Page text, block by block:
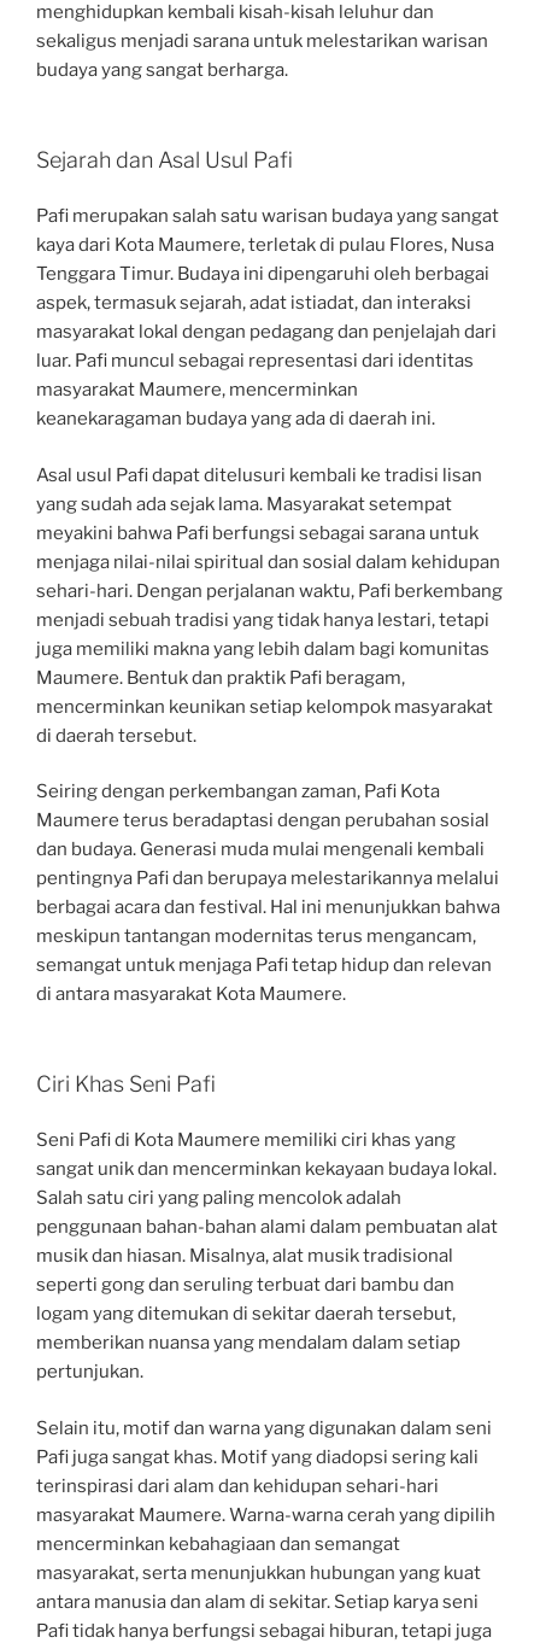
menghidupkan kembali kisah-kisah leluhur dan
sekaligus menjadi sarana untuk melestarikan warisan
budaya yang sangat berharga.
Sejarah dan Asal Usul Pafi
Pafi merupakan salah satu warisan budaya yang sangat
kaya dari Kota Maumere, terletak di pulau Flores, Nusa
Tenggara Timur. Budaya ini dipengaruhi oleh berbagai
aspek, termasuk sejarah, adat istiadat, dan interaksi
masyarakat lokal dengan pedagang dan penjelajah dari
luar. Pafi muncul sebagai representasi dari identitas
masyarakat Maumere, mencerminkan
keanekaragaman budaya yang ada di daerah ini.
Asal usul Pafi dapat ditelusuri kembali ke tradisi lisan
yang sudah ada sejak lama. Masyarakat setempat
meyakini bahwa Pafi berfungsi sebagai sarana untuk
menjaga nilai-nilai spiritual dan sosial dalam kehidupan
sehari-hari. Dengan perjalanan waktu, Pafi berkembang
menjadi sebuah tradisi yang tidak hanya lestari, tetapi
juga memiliki makna yang lebih dalam bagi komunitas
Maumere. Bentuk dan praktik Pafi beragam,
mencerminkan keunikan setiap kelompok masyarakat
di daerah tersebut.
Seiring dengan perkembangan zaman, Pafi Kota
Maumere terus beradaptasi dengan perubahan sosial
dan budaya. Generasi muda mulai mengenali kembali
pentingnya Pafi dan berupaya melestarikannya melalui
berbagai acara dan festival. Hal ini menunjukkan bahwa
meskipun tantangan modernitas terus mengancam,
semangat untuk menjaga Pafi tetap hidup dan relevan
di antara masyarakat Kota Maumere.
Ciri Khas Seni Pafi
Seni Pafi di Kota Maumere memiliki ciri khas yang
sangat unik dan mencerminkan kekayaan budaya lokal.
Salah satu ciri yang paling mencolok adalah
penggunaan bahan-bahan alami dalam pembuatan alat
musik dan hiasan. Misalnya, alat musik tradisional
seperti gong dan seruling terbuat dari bambu dan
logam yang ditemukan di sekitar daerah tersebut,
memberikan nuansa yang mendalam dalam setiap
pertunjukan.
Selain itu, motif dan warna yang digunakan dalam seni
Pafi juga sangat khas. Motif yang diadopsi sering kali
terinspirasi dari alam dan kehidupan sehari-hari
masyarakat Maumere. Warna-warna cerah yang dipilih
mencerminkan kebahagiaan dan semangat
masyarakat, serta menunjukkan hubungan yang kuat
antara manusia dan alam di sekitar. Setiap karya seni
Pafi tidak hanya berfungsi sebagai hiburan, tetapi juga